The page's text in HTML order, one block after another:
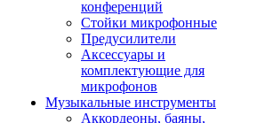
конференций
Стойки микрофонные
Предусилители
Аксессуары и
комплектующие для
микрофонов
Музыкальные инструменты
Аккордеоны, баяны,